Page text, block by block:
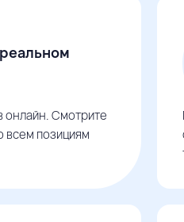
онлайн. Смотрите
всем позициям